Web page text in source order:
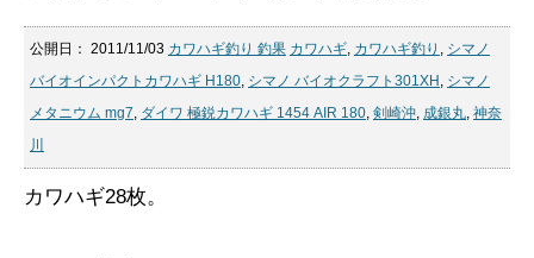
公開日： 2011/11/03 カワハギ釣り 釣果 カワハギ, カワハギ釣り , シマノ
バイオインパクトカワハギ H180, シマノ バイオクラフト301XH , シマノ
メタニウム mg7, ダイワ 極鋭カワハギ 1454 AIR 180, 剣崎沖, 成銀丸, 神奈
川
カワハギ28枚。